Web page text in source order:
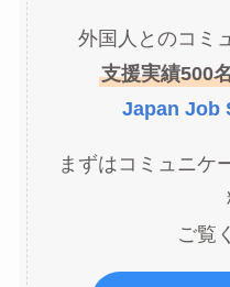
外国人とのコミ
支援実績500
Japan Job
まずはコミュニケ
ご覧